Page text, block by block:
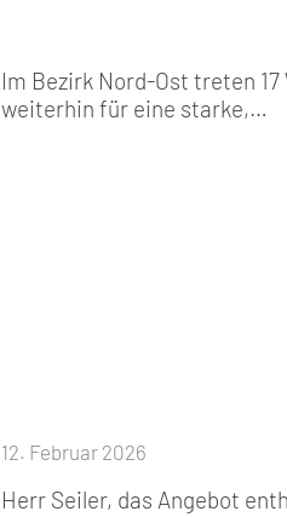
Im Bezirk Nord-Ost treten
weiterhin für eine starke,…
12. Februar 2026
Herr Seiler, das Angebot